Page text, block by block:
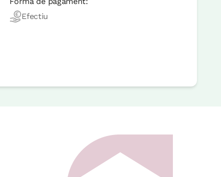
Efectiu